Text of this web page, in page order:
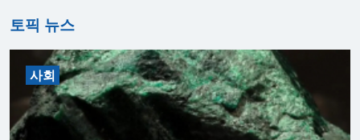
토픽 뉴스
사회